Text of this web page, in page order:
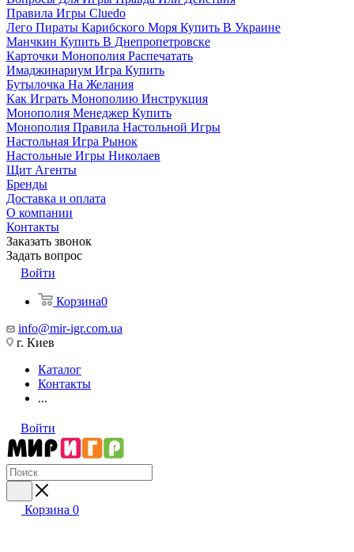
Правила Игры Cluedo
Лего Пираты Карибского Моря Купить В Украине
Манчкин Купить В Днепропетровске
Карточки Монополия Распечатать
Имаджинариум Игра Купить
Бутылочка На Желания
Как Играть Монополию Инструкция
Монополия Менеджер Купить
Монополия Правила Настольной Игры
Настольная Игра Рынок
Настольные Игры Николаев
Щит Агенты
Бренды
Доставка и оплата
О компании
Контакты
Заказать звонок
Задать вопрос
Войти
Корзина0
info@mir-igr.com.ua
г. Киев
Каталог
Контакты
...
Войти
Корзина 0